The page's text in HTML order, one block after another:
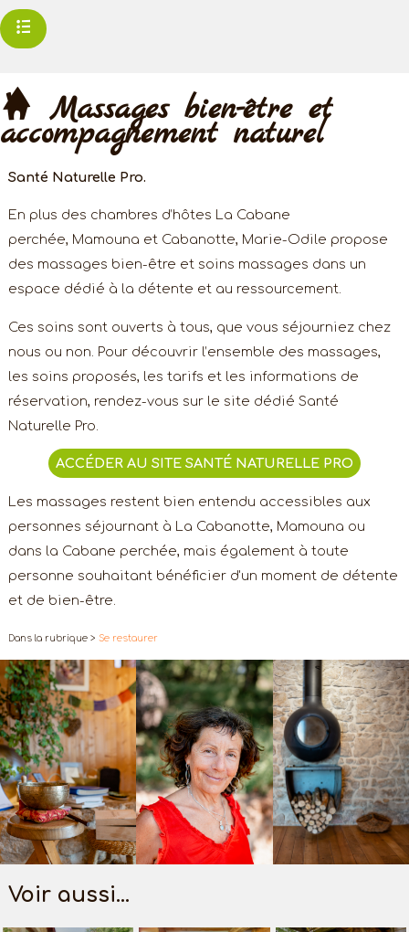
Massages bien-être et
accompagnement naturel
Santé Naturelle Pro.
En plus des chambres d’hôtes La Cabane
perchée, Mamouna et Cabanotte, Marie-Odile propose
des massages bien-être et soins massages dans un
espace dédié à la détente et au ressourcement.
Ces soins sont ouverts à tous, que vous séjourniez chez
nous ou non. Pour découvrir l’ensemble des massages,
les soins proposés, les tarifs et les informations de
réservation, rendez-vous sur le site dédié Santé
Naturelle Pro
ACCÉDER AU SITE SANTÉ NATURELLE PRO
Les massages restent bien entendu accessibles aux
personnes séjournant à La Cabanotte, Mamouna ou
dans la Cabane perchée, mais également à toute
personne souhaitant bénéficier d'un moment de détente
et de bien-être.
Dans la rubrique > Se restaurer
Voir aussi...